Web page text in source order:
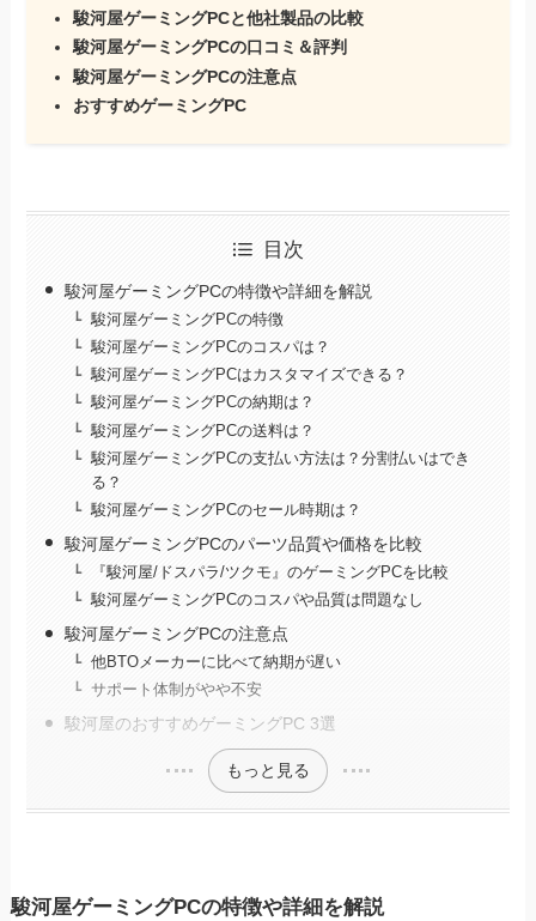
駿河屋ゲーミングPCと他社製品の比較
駿河屋ゲーミングPCの口コミ＆評判
駿河屋ゲーミングPCの注意点
おすすめゲーミングPC
目次
駿河屋ゲーミングPCの特徴や詳細を解説
駿河屋ゲーミングPCの特徴
駿河屋ゲーミングPCのコスパは？
駿河屋ゲーミングPCはカスタマイズできる？
駿河屋ゲーミングPCの納期は？
駿河屋ゲーミングPCの送料は？
駿河屋ゲーミングPCの支払い方法は？分割払いはでき
る？
駿河屋ゲーミングPCのセール時期は？
駿河屋ゲーミングPCのパーツ品質や価格を比較
『駿河屋/ドスパラ/ツクモ』のゲーミングPCを比較
駿河屋ゲーミングPCのコスパや品質は問題なし
駿河屋ゲーミングPCの注意点
他BTOメーカーに比べて納期が遅い
サポート体制がやや不安
駿河屋のおすすめゲーミングPC 3選
もっと見る
駿河屋ゲーミングPCの特徴や詳細を解説